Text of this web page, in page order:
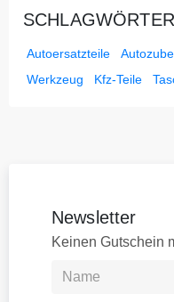
SCHLAGWÖRTER
Autoersatzteile
Werkzeug
Kfz-Teile
Newsletter
Keinen Gutschein